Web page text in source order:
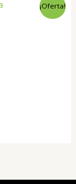
¡Oferta!